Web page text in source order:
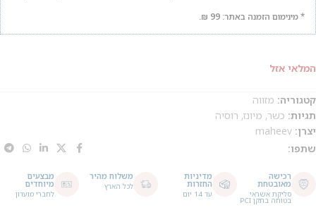
* מינימום הזמנה באתר: 99 ₪.
המלאי אזל
קטגוריה: מזווה
תגיות: כשר, מיונז, רוסיה
יצרן: maheev
שתפו:
רכישה
מאובטחת
סליקת אשראי
בטוחה בתקן PCI
מדיניות
החזרות
עד 14 יום
משלוח מהיר
לכל הארץ
מבצעים
מיוחדים
לחברי מועדון